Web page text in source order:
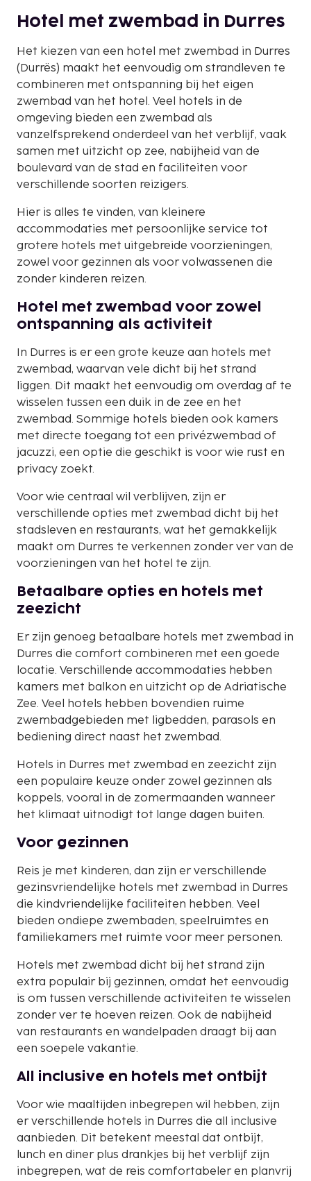
Hotel met zwembad in Durres
Het kiezen van een hotel met zwembad in Durres
(Durrës) maakt het eenvoudig om strandleven te
combineren met ontspanning bij het eigen
zwembad van het hotel. Veel hotels in de
omgeving bieden een zwembad als
vanzelfsprekend onderdeel van het verblijf, vaak
samen met uitzicht op zee, nabijheid van de
boulevard van de stad en faciliteiten voor
verschillende soorten reizigers.
Hier is alles te vinden, van kleinere
accommodaties met persoonlijke service tot
grotere hotels met uitgebreide voorzieningen,
zowel voor gezinnen als voor volwassenen die
zonder kinderen reizen.
Hotel met zwembad voor zowel
ontspanning als activiteit
In Durres is er een grote keuze aan hotels met
zwembad, waarvan vele dicht bij het strand
liggen. Dit maakt het eenvoudig om overdag af te
wisselen tussen een duik in de zee en het
zwembad. Sommige hotels bieden ook kamers
met directe toegang tot een privézwembad of
jacuzzi, een optie die geschikt is voor wie rust en
privacy zoekt.
Voor wie centraal wil verblijven, zijn er
verschillende opties met zwembad dicht bij het
stadsleven en restaurants, wat het gemakkelijk
maakt om Durres te verkennen zonder ver van de
voorzieningen van het hotel te zijn.
Betaalbare opties en hotels met
zeezicht
Er zijn genoeg betaalbare hotels met zwembad in
Durres die comfort combineren met een goede
locatie. Verschillende accommodaties hebben
kamers met balkon en uitzicht op de Adriatische
Zee. Veel hotels hebben bovendien ruime
zwembadgebieden met ligbedden, parasols en
bediening direct naast het zwembad.
Hotels in Durres met zwembad en zeezicht zijn
een populaire keuze onder zowel gezinnen als
koppels, vooral in de zomermaanden wanneer
het klimaat uitnodigt tot lange dagen buiten.
Voor gezinnen
Reis je met kinderen, dan zijn er verschillende
gezinsvriendelijke hotels met zwembad in Durres
die kindvriendelijke faciliteiten hebben. Veel
bieden ondiepe zwembaden, speelruimtes en
familiekamers met ruimte voor meer personen.
Hotels met zwembad dicht bij het strand zijn
extra populair bij gezinnen, omdat het eenvoudig
is om tussen verschillende activiteiten te wisselen
zonder ver te hoeven reizen. Ook de nabijheid
van restaurants en wandelpaden draagt bij aan
een soepele vakantie.
All inclusive en hotels met ontbijt
Voor wie maaltijden inbegrepen wil hebben, zijn
er verschillende hotels in Durres die all inclusive
aanbieden. Dit betekent meestal dat ontbijt,
lunch en diner plus drankjes bij het verblijf zijn
inbegrepen, wat de reis comfortabeler en planvrij